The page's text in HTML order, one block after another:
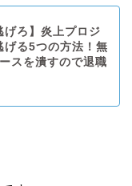
げろ】炎上プロジ
げる5つの方法！無
スを潰すので退職